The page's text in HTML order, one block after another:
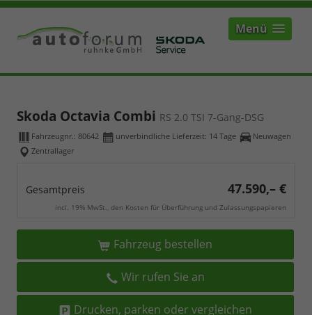
Menü
Skoda Octavia Combi RS 2.0 TSI 7-Gang-DSG
Fahrzeugnr.: 80642 unverbindliche Lieferzeit: 14 Tage
Neuwagen
Zentrallager
Gesamtpreis 47.590,– €
incl. 19% MwSt., den Kosten für Überführung und Zulassungspapieren
Fahrzeug bestellen
Wir rufen Sie an
Drucken, parken oder vergleichen